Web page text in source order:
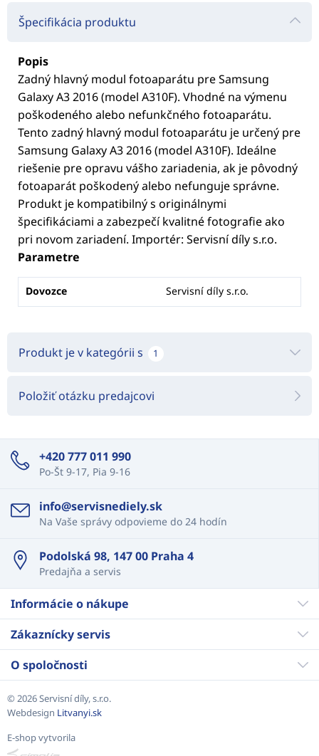
Špecifikácia produktu
Popis
Zadný hlavný modul fotoaparátu pre Samsung
Galaxy A3 2016 (model A310F). Vhodné na výmenu
poškodeného alebo nefunkčného fotoaparátu.
Tento zadný hlavný modul fotoaparátu je určený pre
Samsung Galaxy A3 2016 (model A310F). Ideálne
riešenie pre opravu vášho zariadenia, ak je pôvodný
fotoaparát poškodený alebo nefunguje správne.
Produkt je kompatibilný s originálnymi
špecifikáciami a zabezpečí kvalitné fotografie ako
pri novom zariadení. Importér: Servisní díly s.r.o.
Parametre
Dovozce Servisní díly s.r.o.
Produkt je v kategórii s 1
Položiť otázku predajcovi
+420 777 011 990
Po-Št 9-17, Pia 9-16
info@servisnediely.sk
Na Vaše správy odpovieme do 24 hodín
Podolská 98, 147 00 Praha 4
Predajňa a servis
Informácie o nákupe
Zákaznícky servis
O spoločnosti
© 2026 Servisní díly, s.r.o.
Webdesign Litvanyi.sk
E-shop vytvorila